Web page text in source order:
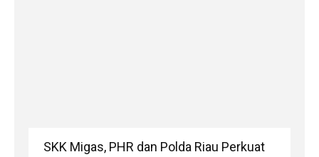
SKK Migas, PHR dan Polda Riau Perkuat